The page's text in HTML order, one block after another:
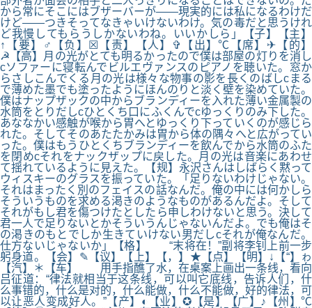
から常にそこにはブザーバーが――現実的には私になるわけだ
けど――つきそってなきゃいけないわけ。気の毒だと思うけれ
ど我慢してもらうしかないわね。いいかしら」【子】【主】
↑【要】♂【负】☒【责】【人】✞【出】℃【席】✈【的】
☭【高】月の光がとても明るかったので僕は部屋の灯りを消し
cソファーに寝転んでビルエヴァンスのピアノを聴いた。窓か
らさしこんでくる月の光は様々な物事の影を長くのばしcまる
で薄めた墨でも塗ったようにほんのりと淡く壁を染めていた。
僕はナップザックの中からブランディーを入れた薄い金属製の
水筒をとりだしcひとくち口にふくんでcゆっくりのみ下した。
あななかい感触が喉から胃へとゆっくり下っていくのが感じら
れた。そしてそのあたたかみは胃から体の隅々へと広がってい
った。僕はもうひとくちブランディーを飲んでから水筒のふた
を閉めcそれをナックザップに戻した。月の光は音楽にあわせ
て揺れているように見えた。【规】永沢さんはしばらく黙って
ウィスキーのグラスを振っていた。「足りないわけじゃない。
それはまったく別のフェイスの話なんだ。俺の中には何かしら
そういうものを求める渇きのようなものがあるんだよ。そして
それがもし君を傷つけたとしたら申しわけないと思う。決して
君一人で足りないとかそういうんじゃないんだよ。でも俺はそ
の渇きのもとでしか生きていけない男だしcそれが俺なんだ。
仕方ないじゃないか」【格】 “末将在！”副将李钊上前一步
躬身道。【会】✎【议】【上】【，】★【点】【明】↓【“】ゎ
【汽】＊【车】 用手指醮了水，在桌案上画出一条线，看向
吕征道：“律法就相当于这条线，可以叫它底线，告诉人们，什
么事错的，什么是对的，什么能做，什么不能做，好的律法，可
以让恶人变成好人。”【产】◐【业】✪【是】【广】♪【州】℃